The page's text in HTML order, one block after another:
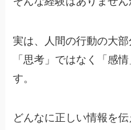
実は、人間の行動の大部
「思考」ではなく「感
す。
どんなに正しい情報を伝